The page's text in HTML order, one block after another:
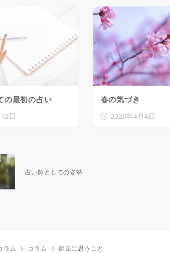
の最初の占い
日
春の気づき
2026年4月4日
占い師としての姿勢
ラム コラム 師走に思うこと